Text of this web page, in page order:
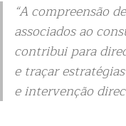
“A compreensão
associados ao
contribui para
e traçar
e intervenção